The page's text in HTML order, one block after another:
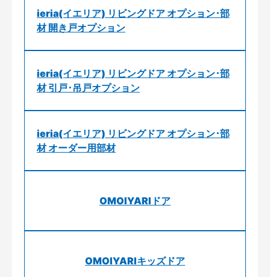
ieria(イエリア) リビングドア オプション･部
材 開き戸オプション
ieria(イエリア) リビングドア オプション･部
材 引戸･吊戸オプション
ieria(イエリア) リビングドア オプション･部
材 オーダー用部材
OMOIYARIドア
OMOIYARIキッズドア